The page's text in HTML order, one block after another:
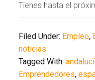
Tienes hasta el
Filed Under: Empleo,
noticias
Tagged With:
Emprendedores,